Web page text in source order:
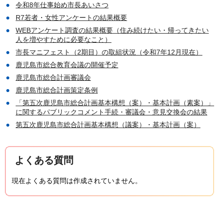
令和8年仕事始め市長あいさつ
R7若者・女性アンケートの結果概要
WEBアンケート調査の結果概要（住み続けたい・帰ってきたい
人を増やすために必要なこと）
市長マニフェスト（2期目）の取組状況（令和7年12月現在）
鹿児島市総合教育会議の開催予定
鹿児島市総合計画審議会
鹿児島市総合計画策定条例
「第五次鹿児島市総合計画基本構想（案）・基本計画（素案）」
に関するパブリックコメント手続・審議会・意見交換会の結果
第五次鹿児島市総合計画基本構想（議案）・基本計画（案）
よくある質問
現在よくある質問は作成されていません。